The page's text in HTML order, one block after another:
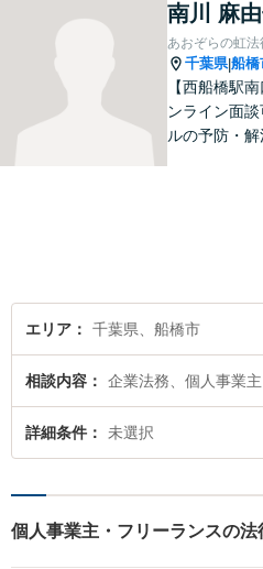
葉県船橋市の
へお気軽にご
南川 麻
あおぞらの虹法
千葉県|船橋
【西船橋駅
ンライン面
ルの予防・解
エリア 千葉県、船橋市
相談内容 企業法務、個人事業
詳細条件 未選択
個人事業主・フリーランスの